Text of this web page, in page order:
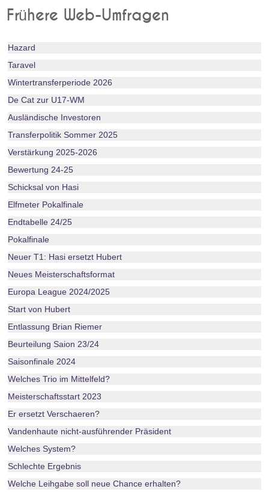
Frühere Web-Umfragen
Hazard
Taravel
Wintertransferperiode 2026
De Cat zur U17-WM
Ausländische Investoren
Transferpolitik Sommer 2025
Verstärkung 2025-2026
Bewertung 24-25
Schicksal von Hasi
Elfmeter Pokalfinale
Endtabelle 24/25
Pokalfinale
Neuer T1: Hasi ersetzt Hubert
Neues Meisterschaftsformat
Europa League 2024/2025
Start von Hubert
Entlassung Brian Riemer
Beurteilung Saion 23/24
Saisonfinale 2024
Welches Trio im Mittelfeld?
Meisterschaftsstart 2023
Er ersetzt Verschaeren?
Vandenhaute nicht-ausführender Präsident
Welches System?
Schlechte Ergebnis
Welche Leihgabe soll neue Chance erhalten?